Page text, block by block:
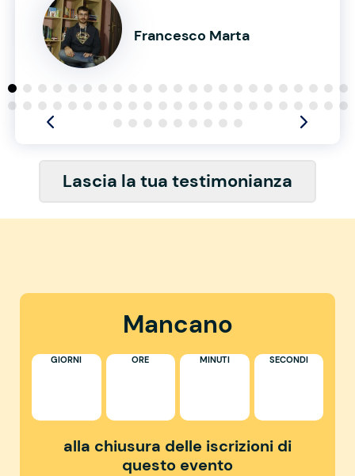
Francesco Marta
Lascia la tua testimonianza
Mancano
GIORNI ORE MINUTI SECONDI
alla chiusura delle iscrizioni di
questo evento